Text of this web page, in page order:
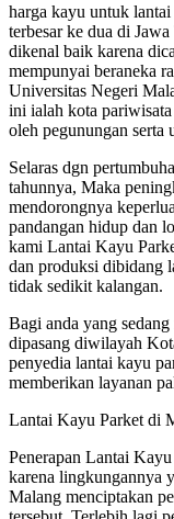
harga kayu untuk
terbesar ke dua di
dikenal baik karena
mempunyai beraneka
Universitas Negeri
ini ialah kota
oleh pegunungan serta
Selaras dgn
tahunnya, Maka
mendorongnya
pandangan hidup dan
kami Lantai Kayu
dan produksi dibidang
tidak sedikit kalangan.
Bagi anda yang
dipasang diwilayah
penyedia lantai kayu
memberikan layanan
Lantai Kayu Parket di
Penerapan Lantai
karena lingkungannya
Malang menciptakan